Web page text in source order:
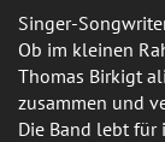
Singer-
Ob im kleinen
Thomas Birkigt
zusammen und
Die Band lebt für